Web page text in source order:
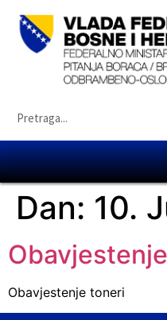
Dan: 10.
Obavjestenje toneri